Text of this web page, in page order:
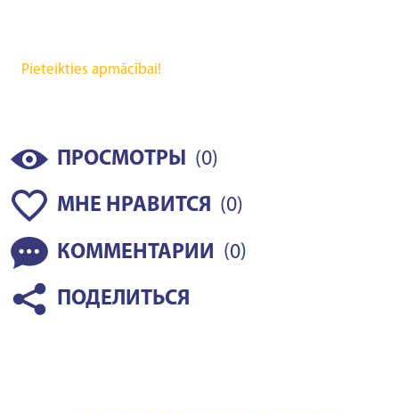
Pieteikties apmācībai!
ПРОСМОТРЫ (0)
МНЕ НРАВИТСЯ (0)
КОММЕНТАРИИ (0)
ПОДЕЛИТЬСЯ